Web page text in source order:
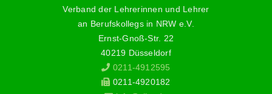
Verband der Lehrerinnen und Lehrer
an Berufskollegs in NRW e.V.
Ernst-Gnoß-Str. 22
40219 Düsseldorf
0211-4912595
0211-4920182